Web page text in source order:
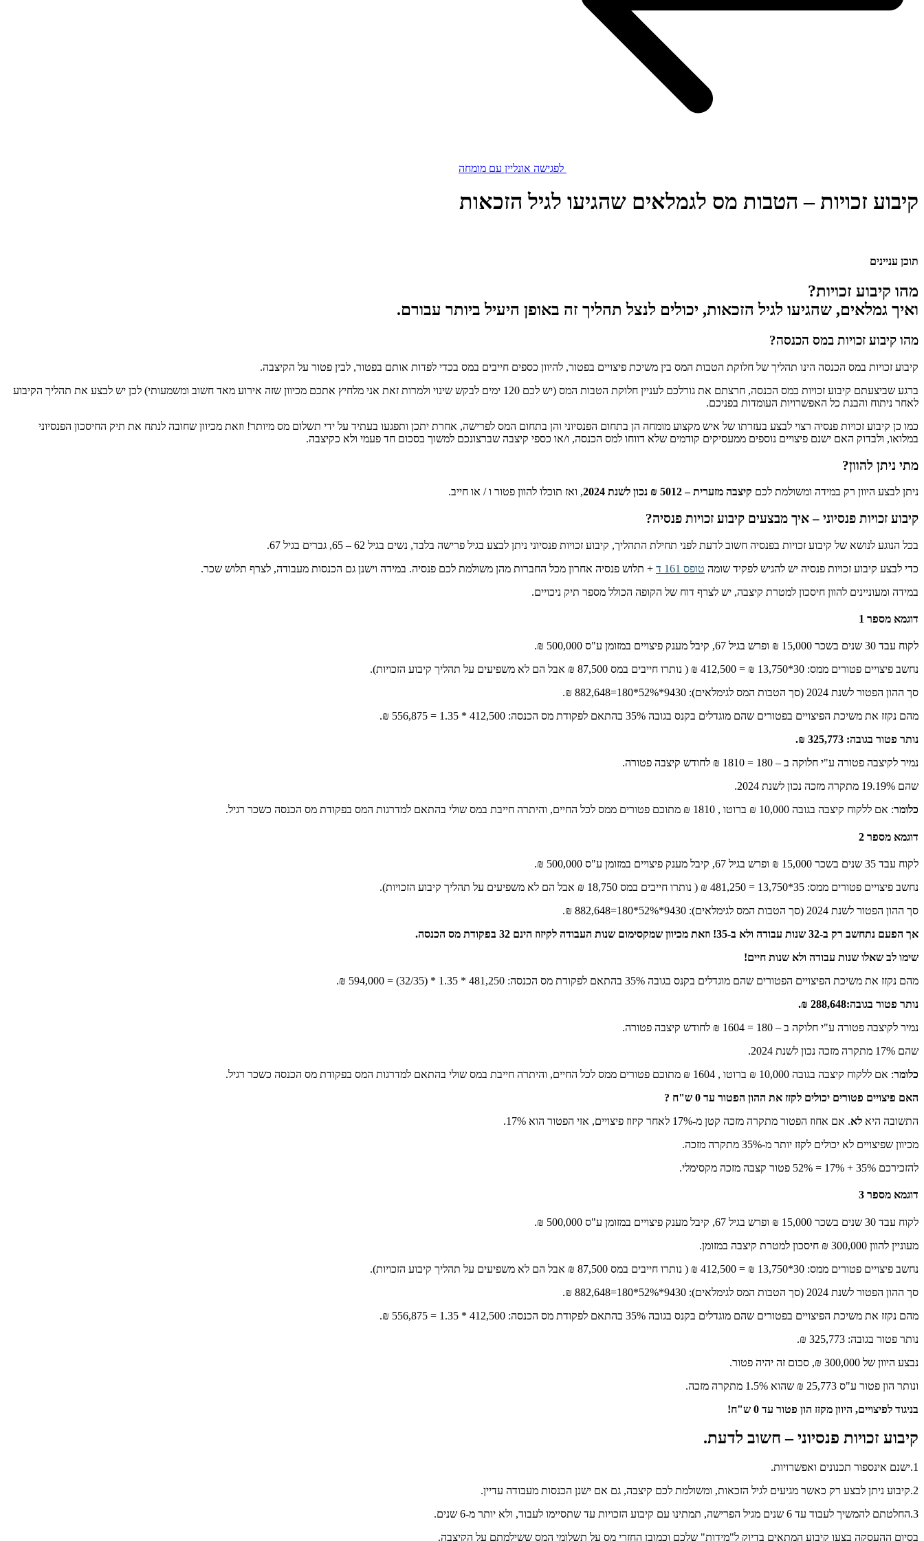
לפגישה אונליין עם מומחה
קיבוע זכויות – הטבות מס לגמלאים שהגיעו לגיל הזכאות
תוכן עניינים
מהו קיבוע זכויות?
ואיך גמלאים, שהגיעו לגיל הזכאות, יכולים לנצל תהליך זה באופן היעיל ביותר עבורם.
מהו קיבוע זכויות במס הכנסה?
קיבוע זכויות במס הכנסה הינו תהליך של חלוקת הטבות המס בין משיכת פיצויים בפטור, להיוון כספים חייבים במס בכדי לפדות אותם בפטור, לבין פטור על הקיצבה.
ברגע שביצעתם קיבוע זכויות במס הכנסה, חרצתם את גורלכם לעניין חלוקת הטבות המס (יש לכם 120 ימים לבקש שינוי ולמרות זאת אני מלחיץ אתכם מכיוון שזה אירוע מאד חשוב ומשמעותי) לכן יש לבצע את תהליך הקיבוע
לאחר ניתוח והבנת כל האפשרויות העומדות בפניכם.
כמו כן קיבוע זכויות פנסיה רצוי לבצע בעזרתו של איש מקצוע מומחה הן בתחום הפנסיוני והן בתחום המס לפרישה, אחרת יתכן ותפגעו בעתיד על ידי תשלום מס מיותר! וזאת מכיוון שחובה לנתח את תיק החיסכון הפנסיוני
במלואו, ולבדוק האם ישנם פיצויים נוספים ממעסיקים קודמים שלא דווחו למס הכנסה, ו/או כספי קיצבה שברצונכם למשוך בסכום חד פעמי ולא כקיצבה.
מתי ניתן להוון?
ניתן לבצע היוון רק במידה ומשולמת לכם קיצבה מזערית – 5012 ₪ נכון לשנת 2024 , ואז תוכלו להוון פטור ו / או חייב.
קיבוע זכויות פנסיוני – איך מבצעים קיבוע זכויות פנסיה?
בכל הנוגע לנושא של קיבוע זכויות בפנסיה חשוב לדעת לפני תחילת התהליך, קיבוע זכויות פנסיוני ניתן לבצע בגיל פרישה בלבד, נשים בגיל 62 – 65, גברים בגיל 67.
כדי לבצע קיבוע זכויות פנסיה יש להגיש לפקיד שומה טופס 161 ד
+ תלוש פנסיה אחרון מכל החברות מהן משולמת לכם פנסיה. במידה וישנן גם הכנסות מעבודה, לצרף תלוש שכר.
במידה ומעוניינים להוון חיסכון למטרת קיצבה, יש לצרף דוח של הקופה הכולל מספר תיק ניכויים.
דוגמא מספר 1
לקוח עבד 30 שנים בשכר 15,000 ₪ ופרש בגיל 67, קיבל מענק פיצויים במזומן ע"ס 500,000 ₪.
נחשב פיצויים פטורים ממס: 30*13,750 ₪ = 412,500 ₪ ( נותרו חייבים במס 87,500 ₪ אבל הם לא משפיעים על תהליך קיבוע הזכויות).
סך ההון הפטור לשנת 2024 (סך הטבות המס לגימלאים): 9430*52%*180=882,648 ₪.
מהם נקזז את משיכת הפיצויים בפטורים שהם מוגדלים בקנס בגובה 35% בהתאם לפקודת מס הכנסה: 412,500 * 1.35 = 556,875 ₪.
נותר פטור בגובה: 325,773 ₪.
נמיר לקיצבה פטורה ע"י חלוקה ב – 180 = 1810 ₪ לחודש קיצבה פטורה.
שהם 19.19% מתקרה מזכה נכון לשנת 2024.
כלומר: אם ללקוח קיצבה בגובה 10,000 ₪ ברוטו , 1810 ₪ מתוכם פטורים ממס לכל החיים, והיתרה חייבת במס שולי בהתאם למדרגות המס בפקודת מס הכנסה כשכר רגיל.
דוגמא מספר 2
לקוח עבד 35 שנים בשכר 15,000 ₪ ופרש בגיל 67, קיבל מענק פיצויים במזומן ע"ס 500,000 ₪.
נחשב פיצויים פטורים ממס: 35*13,750 = 481,250 ₪ ( נותרו חייבים במס 18,750 ₪ אבל הם לא משפיעים על תהליך קיבוע הזכויות).
סך ההון הפטור לשנת 2024 (סך הטבות המס לגימלאים): 9430*52%*180=882,648 ₪.
אך הפעם נתחשב רק ב-32 שנות עבודה ולא ב-35! וזאת מכיוון שמקסימום שנות העבודה לקיזוז הינם 32 בפקודת מס הכנסה.
שימו לב שאלו שנות עבודה ולא שנות חיים!
מהם נקזז את משיכת הפיצויים הפטורים שהם מוגדלים בקנס בגובה 35% בהתאם לפקודת מס הכנסה: 481,250 * 1.35 * (32/35) = 594,000 ₪.
נותר פטור בגובה:288,648 ₪.
נמיר לקיצבה פטורה ע"י חלוקה ב – 180 = 1604 ₪ לחודש קיצבה פטורה.
שהם 17% מתקרה מזכה נכון לשנת 2024.
כלומר: אם ללקוח קיצבה בגובה 10,000 ₪ ברוטו , 1604 ₪ מתוכם פטורים ממס לכל החיים, והיתרה חייבת במס שולי בהתאם למדרגות המס בפקודת מס הכנסה כשכר רגיל.
האם פיצויים פטורים יכולים לקזז את ההון הפטור עד 0 ש"ח ?
התשובה היא לא. אם אחוז הפטור מתקרה מזכה קטן מ-17% לאחר קיזוז פיצויים, אזי הפטור הוא 17%.
מכיוון שפיצויים לא יכולים לקזז יותר מ-35% מתקרה מזכה.
להזכירכם 35% + 17% = 52% פטור קצבה מזכה מקסימלי.
דוגמא מספר 3
לקוח עבד 30 שנים בשכר 15,000 ₪ ופרש בגיל 67, קיבל מענק פיצויים במזומן ע"ס 500,000 ₪.
מעוניין להוון 300,000 ₪ חיסכון למטרת קיצבה במזומן.
נחשב פיצויים פטורים ממס: 30*13,750 ₪ = 412,500 ₪ ( נותרו חייבים במס 87,500 ₪ אבל הם לא משפיעים על תהליך קיבוע הזכויות).
סך ההון הפטור לשנת 2024 (סך הטבות המס לגימלאים): 9430*52%*180=882,648 ₪.
מהם נקזז את משיכת הפיצויים בפטורים שהם מוגדלים בקנס בגובה 35% בהתאם לפקודת מס הכנסה: 412,500 * 1.35 = 556,875 ₪.
נותר פטור בגובה: 325,773 ₪.
נבצע היוון של 300,000 ₪, סכום זה יהיה פטור.
ונותר הון פטור ע"ס 25,773 ₪ שהוא 1.5% מתקרה מזכה.
בניגוד לפיצויים, היוון מקזז הון פטור עד 0 ש"ח!
קיבוע זכויות פנסיוני – חשוב לדעת.
1.ישנם אינספור תכנונים ואפשרויות.
2.קיבוע ניתן לבצע רק כאשר מגיעים לגיל הזכאות, ומשולמת לכם קיצבה, גם אם ישנן הכנסות מעבודה עדיין.
3.החלטתם להמשיך לעבוד עד 6 שנים מגיל הפרישה, תמתינו עם קיבוע הזכויות עד שתסיימו לעבוד, ולא יותר מ-6 שנים.
בסיום ההעסקה בצעו קיבוע המתאים בדיוק ל"מידות" שלכם וכמובן החזרי מס על תשלומי המס ששילמתם על הקיצבה.